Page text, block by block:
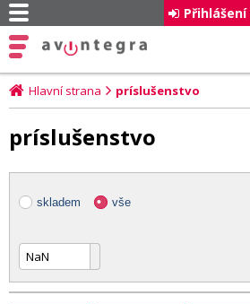
Přihlášení
Hlavní strana príslušenstvo
príslušenstvo
skladem vše